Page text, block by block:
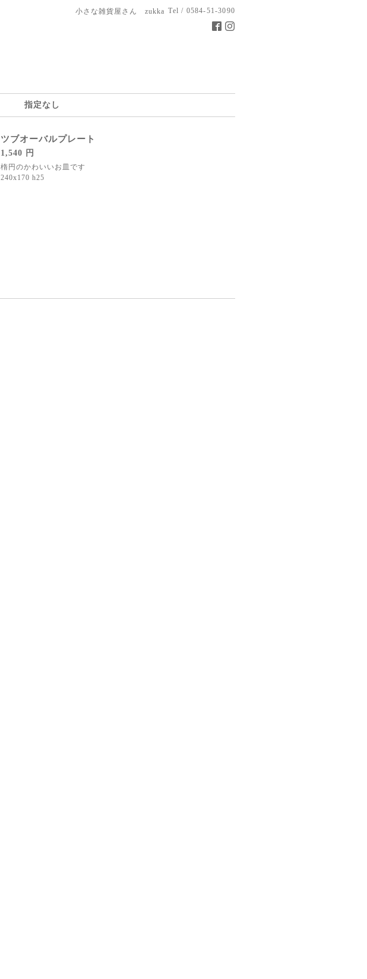
小さな雑貨屋さん zukka Tel / 0584-51-3090
指定なし
ツブオーバルプレート
1,540 円
楕円のかわいいお皿です
240x170 h25